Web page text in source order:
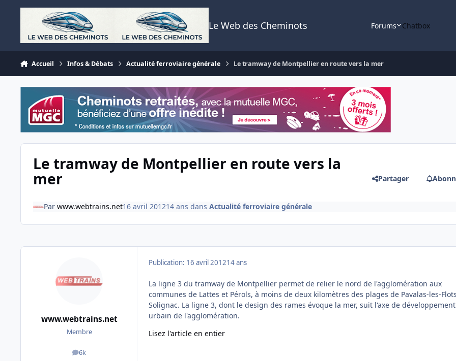
Aller au contenu
Le Web des Cheminots Forums Chatbox
Accueil Infos & Débats Actualité ferroviaire générale Le tramway de Montpellier en route vers la mer
Le tramway de Montpellier en route vers la
mer Partager
Par www.webtrains.net16 avril 201214 ans dans Actualité ferroviaire générale
www.webtrains.net
Membre
6k
messages
Publication: 16 avril 201214 ans
La ligne 3 du tramway de Montpellier permet de relier le nord de l'agglomération aux
communes de Lattes et Pérols, à moins de deux kilomètres des plages de Pavalas-les-
Solignac. La ligne 3, dont le design des rames évoque la mer, suit l'axe de développement
urbain de l'agglomération.
Lisez l'article en entier